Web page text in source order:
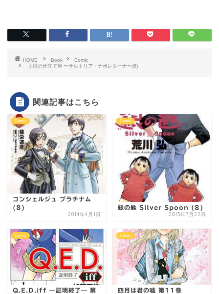
HOME Book
Comic
王様の仕立て屋 〜サルトリア・ナポレターナ〜(6)
関連記事はこちら
Comic
コンシェルジュ プラチナム
(8)
2014年4月1日
Comic
銀の匙 Silver Spoon (8)
2013年7月22日
Comic
Q.E.D.iff ―証明終了― 第
Comic
四月は君の嘘 第11巻